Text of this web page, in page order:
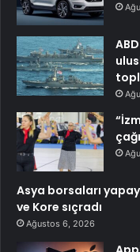
Asya borsaları
ve Kore sıçradı
Ağustos 6, 2026